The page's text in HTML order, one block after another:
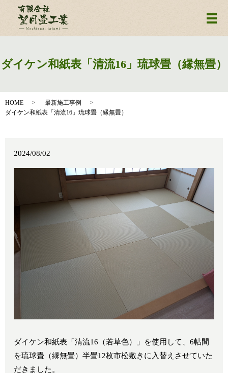
メ
ダイケン和紙表「清流16」琉球畳（縁無畳）
HOME
最新施工事例
ダイケン和紙表「清流16」琉球畳（縁無畳）
2024/08/02
ダイケン和紙表「清流16（若草色）」を使用して、6帖間
を琉球畳（縁無畳）半畳12枚市松敷きに入替えさせていた
だきました。